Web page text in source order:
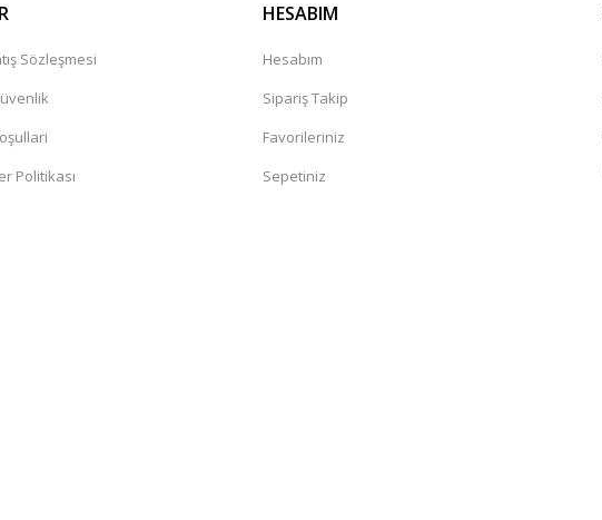
Sözleşmesi
Politikası
HESABIM
Hesabım
Sipariş Takip
Favorileriniz
Sepetiniz